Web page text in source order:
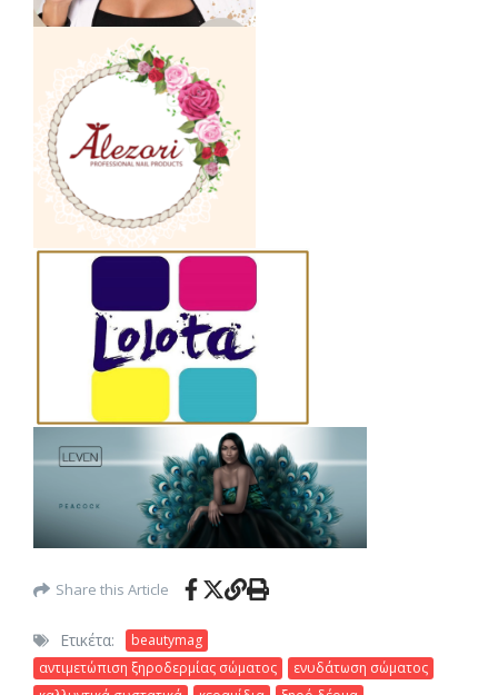
Share this Article
Ετικέτα:
beautymag
αντιμετώπιση ξηροδερμίας σώματος
ενυδάτωση σώματος